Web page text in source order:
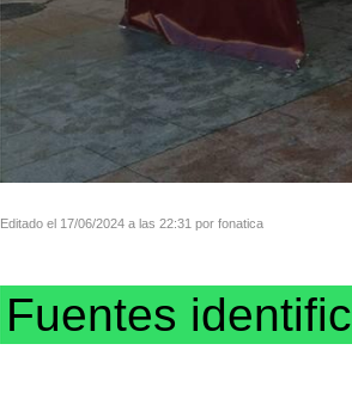
Editado el 17/06/2024 a las 22:31 por fonatica
Fuentes